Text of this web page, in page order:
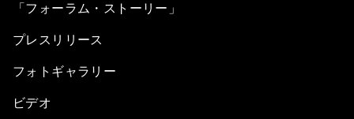
「フォーラム・ストーリー」
プレスリリース
フォトギャラリー
ビデオ